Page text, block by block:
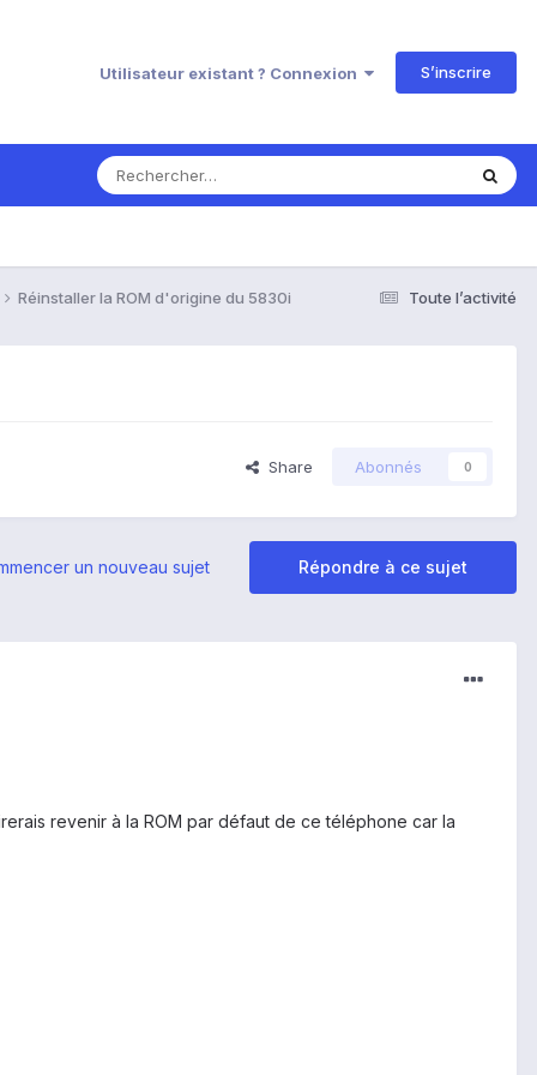
Utilisateur existant ? Connexion S’inscrire
Toute l’activité
Réinstaller la ROM d'origine du 5830i
Share Abonnés 0
Répondre à ce sujet
un nouveau sujet
revenir à la ROM par défaut de ce téléphone car la